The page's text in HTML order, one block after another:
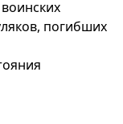
погибших